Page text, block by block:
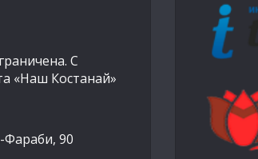
С
«Наш Костанай»
Фараби, 90